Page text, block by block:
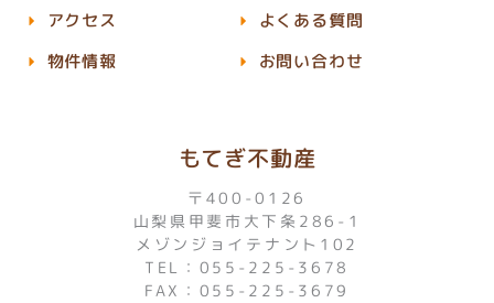
もてぎ不動産
〒400-0126
山梨県甲斐市大下条286-1
メゾンジョイテナント102
TEL：055-225-3678
FAX：055-225-3679
アクセス
物件情報
よくある質問
お問い合わせ